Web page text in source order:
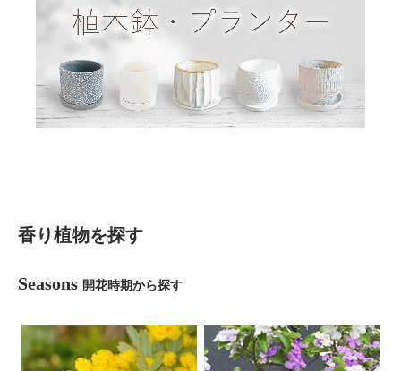
香り植物を探す
Seasons 開花時期から探す